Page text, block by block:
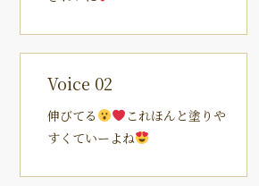
Voice 02
伸びてる
これほんと塗りや
すくていーよね